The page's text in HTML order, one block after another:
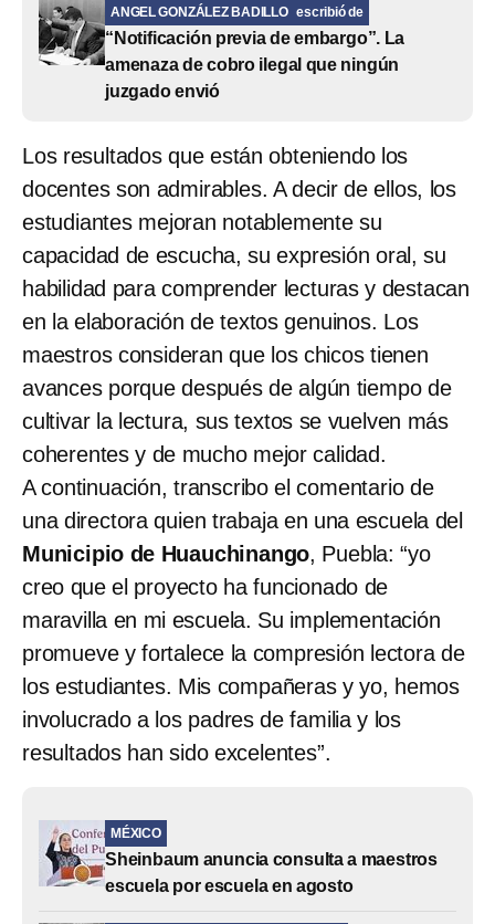
ANGEL GONZÁLEZ BADILLO escribió de
“Notificación previa de embargo”. La
amenaza de cobro ilegal que ningún
juzgado envió
Los resultados que están obteniendo los
docentes son admirables. A decir de ellos, los
estudiantes mejoran notablemente su
capacidad de escucha, su expresión oral, su
habilidad para comprender lecturas y destacan
en la elaboración de textos genuinos. Los
maestros consideran que los chicos tienen
avances porque después de algún tiempo de
cultivar la lectura, sus textos se vuelven más
coherentes y de mucho mejor calidad.
A continuación, transcribo el comentario de
una directora quien trabaja en una escuela del
Municipio de Huauchinango, Puebla: “yo
creo que el proyecto ha funcionado de
maravilla en mi escuela. Su implementación
promueve y fortalece la compresión lectora de
los estudiantes. Mis compañeras y yo, hemos
involucrado a los padres de familia y los
resultados han sido excelentes”.
MÉXICO
Sheinbaum anuncia consulta a maestros
escuela por escuela en agosto